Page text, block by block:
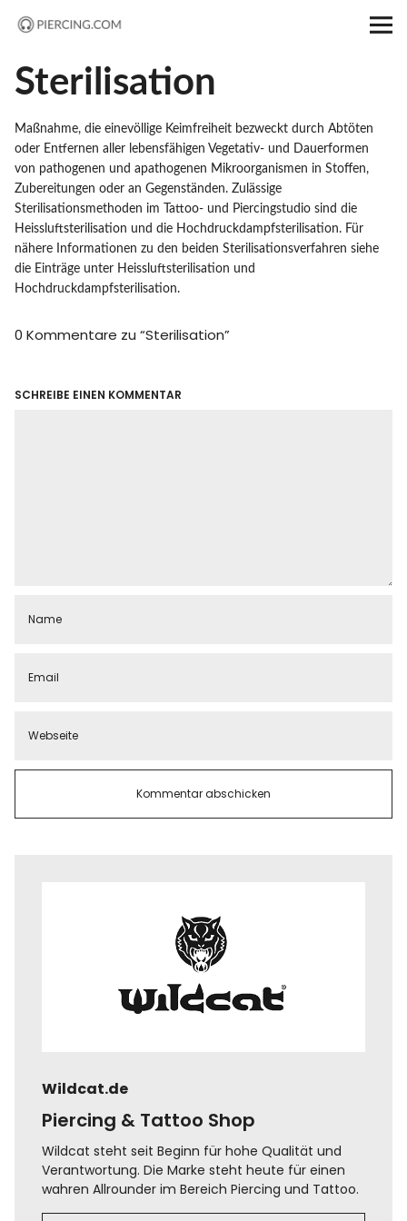
PIERCING.COM
Startseite
Shop
Piercing ABC
Forum
Magazin
Sterilisation
Maßnahme, die einevöllige Keimfreiheit bezweckt durch Abtöten
oder Entfernen aller lebensfähigen Vegetativ- und Dauerformen
von pathogenen und apathogenen Mikroorganismen in Stoffen,
Zubereitungen oder an Gegenständen. Zulässige
Sterilisationsmethoden im Tattoo- und Piercingstudio sind die
Heissluftsterilisation und die Hochdruckdampfsterilisation. Für
nähere Informationen zu den beiden Sterilisationsverfahren siehe
die Einträge unter Heissluftsterilisation und
Hochdruckdampfsterilisation.
0 Kommentare zu “Sterilisation”
SCHREIBE EINEN KOMMENTAR
Wildcat.de
Piercing & Tattoo Shop
Wildcat steht seit Beginn für hohe Qualität und
Verantwortung. Die Marke steht heute für einen
wahren Allrounder im Bereich Piercing und Tattoo.